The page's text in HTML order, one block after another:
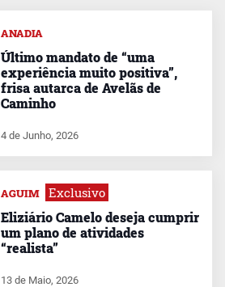
ANADIA
Último mandato de “uma
experiência muito positiva”,
frisa autarca de Avelãs de
Caminho
4 de Junho, 2026
AGUIM Exclusivo
Eliziário Camelo deseja cumprir
um plano de atividades
“realista”
13 de Maio, 2026